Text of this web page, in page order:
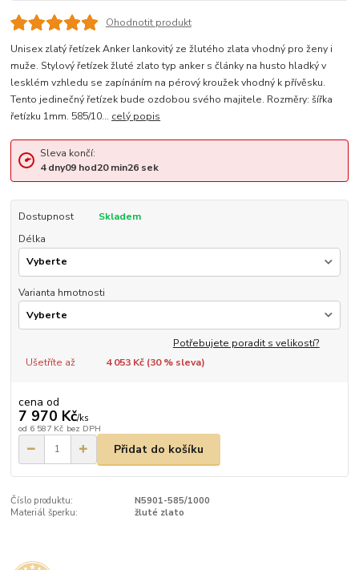
Ohodnotit produkt
Unisex zlatý řetízek Anker lankovitý ze žlutého zlata vhodný pro ženy i
muže. Stylový řetízek žluté zlato typ anker s články na husto hladký v
lesklém vzhledu se zapínáním na pérový kroužek vhodný k přívěsku.
Tento jedinečný řetízek bude ozdobou svého majitele. Rozměry: šířka
řetízku 1mm. 585/10... celý popis
Sleva končí:
4 dny09hod20min26sek
Dostupnost
Skladem
Délka
Varianta hmotnosti
Potřebujete poradit s velikostí?
Ušetříte až
4 053 Kč (30% sleva)
cena od
7 970 Kč/ks
od 6 587 Kč bez DPH
Přidat do košíku
Číslo produktu:
N5901-585/1000
Materiál šperku:
žluté zlato